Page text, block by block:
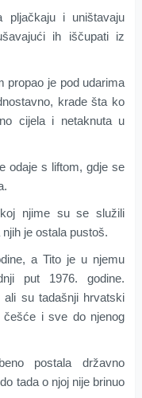
i uništavaju
ih iščupati iz
propao je pod udarima
krade šta ko
cijela i netaknuta u
odaje s liftom, gdje se
njime su se služili
je ostala pustoš.
a Tito je u njemu
put 1976. godine.
su tadašnji hrvatski
češće i sve do njenog
postala državno
tada o njoj nije brinuo